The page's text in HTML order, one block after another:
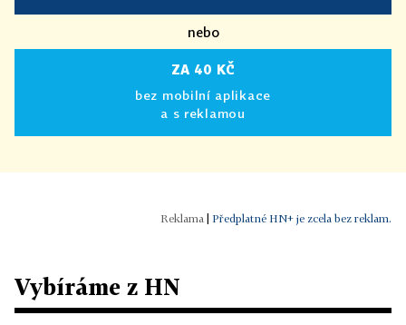
nebo
ZA 40 KČ
bez mobilní aplikace
a s reklamou
Předplatné HN+ je zcela bez reklam.
Vybíráme z HN